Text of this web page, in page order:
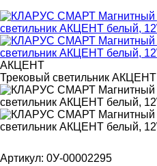
АКЦЕНТ
Трековый светильник АКЦЕНТ
Артикул: 0У-00002295